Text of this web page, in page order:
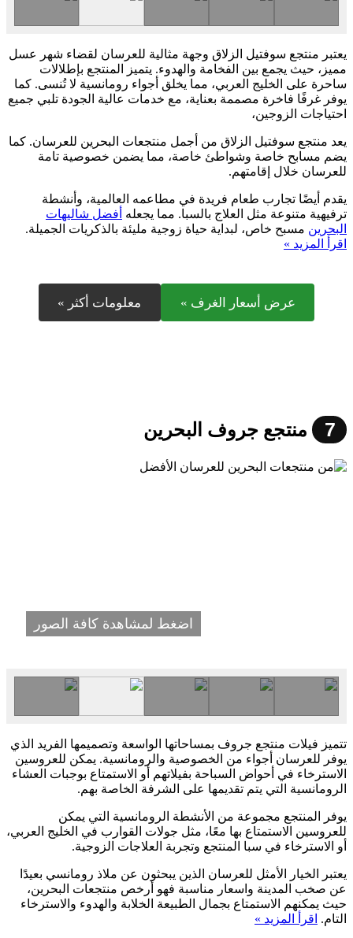
يعتبر منتجع سوفتيل الزلاق وجهة مثالية للعرسان لقضاء شهر عسل
مميز، حيث يجمع بين الفخامة والهدوء. يتميز المنتجع بإطلالات
ساحرة على الخليج العربي، مما يخلق أجواء رومانسية لا تُنسى. كما
يوفر غرفًا فاخرة مصممة بعناية، مع خدمات عالية الجودة تلبي جميع
احتياجات الزوجين،
يعد منتجع سوفتيل الزلاق من أجمل منتجعات البحرين للعرسان. كما
يضم مسابح خاصة وشواطئ خاصة، مما يضمن خصوصية تامة
للعرسان خلال إقامتهم.
يقدم أيضًا تجارب طعام فريدة في مطاعمه العالمية، وأنشطة
ترفيهية متنوعة مثل العلاج بالسبا. مما يجعله أفضل شاليهات
البحرين مسبح خاص، لبداية حياة زوجية مليئة بالذكريات الجميلة.
اقرأ المزيد »
عرض أسعار الغرف » معلومات أكثر »
7 منتجع جروف البحرين
اضغط لمشاهدة كافة الصور
تتميز فيلات منتجع جروف بمساحاتها الواسعة وتصميمها الفريد الذي
يوفر للعرسان أجواء من الخصوصية والرومانسية. يمكن للعروسين
الاسترخاء في أحواض السباحة بفيلاتهم أو الاستمتاع بوجبات العشاء
الرومانسية التي يتم تقديمها على الشرفة الخاصة بهم.
يوفر المنتجع مجموعة من الأنشطة الرومانسية التي يمكن
للعروسين الاستمتاع بها معًا، مثل جولات القوارب في الخليج العربي،
أو الاسترخاء في سبا المنتجع وتجربة العلاجات الزوجية.
يعتبر الخيار الأمثل للعرسان الذين يبحثون عن ملاذ رومانسي بعيدًا
عن صخب المدينة واسعار مناسبة فهو أرخص منتجعات البحرين،
حيث يمكنهم الاستمتاع بجمال الطبيعة الخلابة والهدوء والاسترخاء
التام. اقرأ المزيد »